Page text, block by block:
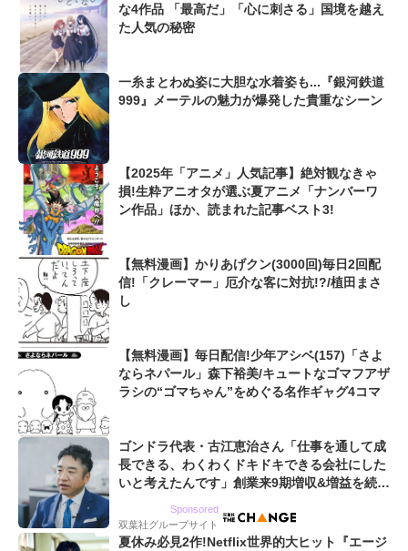
な4作品 「最高だ」「心に刺さる」国境を越え
た人気の秘密
一糸まとわぬ姿に大胆な水着姿も...『銀河鉄道
999』メーテルの魅力が爆発した貴重なシーン
【2025年「アニメ」人気記事】絶対観なきゃ
損!生粋アニオタが選ぶ夏アニメ「ナンバーワ
ン作品」ほか、読まれた記事ベスト3!
【無料漫画】かりあげクン(3000回)毎日2回配
信!「クレーマー」厄介な客に対抗!?/植田まさ
し
【無料漫画】毎日配信!少年アシベ(157)「さよ
ならネパール」森下裕美/キュートなゴマフアザ
ラシの“ゴマちゃん”をめぐる名作ギャグ4コマ
ゴンドラ代表・古江恵治さん「仕事を通して成
長できる、わくわくドキドキできる会社にした
いと考えたんです」創業来9期増収&増益を続け
Sponsored
双葉社グループサイト
夏休み必見2作!Netflix世界的大ヒット『エージ